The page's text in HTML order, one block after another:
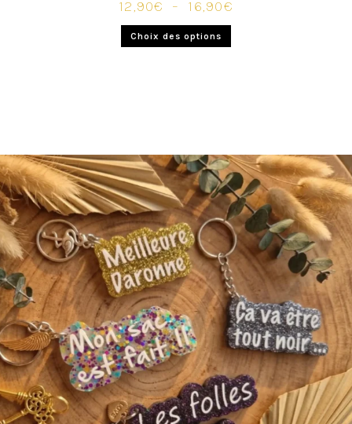
12,90€ – 16,90€
Choix des options